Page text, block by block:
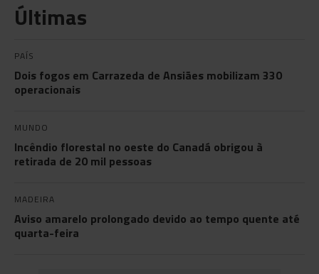
Últimas
PAÍS
Dois fogos em Carrazeda de Ansiães mobilizam 330
operacionais
MUNDO
Incêndio florestal no oeste do Canadá obrigou à
retirada de 20 mil pessoas
MADEIRA
Aviso amarelo prolongado devido ao tempo quente até
quarta-feira